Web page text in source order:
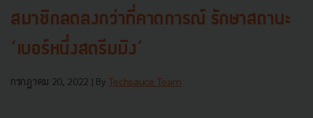
สมาชิกลดลงกว่าที่คาดการณ์ รักษาสถานะ
‘เบอร์หนึ่งสตรีมมิง’
กรกฎาคม 20, 2022 | By Techsauce Team